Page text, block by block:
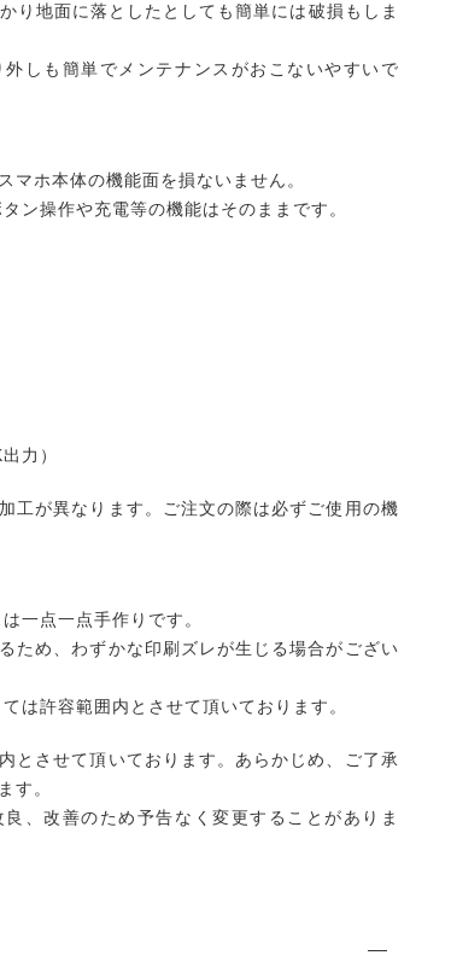
り地面に落としたとしても簡単には破損もしま
しも簡単でメンテナンスがおこないやすいで
マホ本体の機能面を損ないません。
ン操作や充電等の機能はそのままです。
力）
工が異なります。ご注文の際は必ずご使用の機
一点一点手作りです。
ため、わずかな印刷ズレが生じる場合がござい
は許容範囲内とさせて頂いております。
とさせて頂いております。あらかじめ、ご了承
す。
、改善のため予告なく変更することがありま